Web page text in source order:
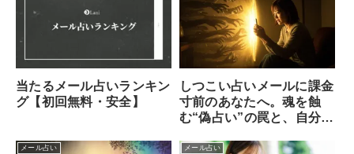
当たるメール占いランキン
グ【初回無料・安全】
しつこい占いメールに課金
寸前のあなたへ。魂を蝕
む“偽占い”の罠と、自分を
メール占い メール占い